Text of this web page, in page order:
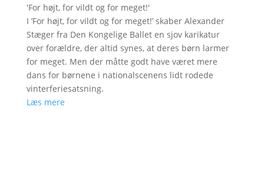
'For højt, for vildt og for meget!'
I ’For højt, for vildt og for meget!’ skaber Alexander
Stæger fra Den Kongelige Ballet en sjov karikatur
over forældre, der altid synes, at deres børn larmer
for meget. Men der måtte godt have været mere
dans for børnene i nationalscenens lidt rodede
vinterferiesatsning.
Læs mere